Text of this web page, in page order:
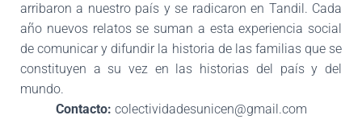
arribaron a nuestro país y se radicaron en Tandil. Cada
año nuevos relatos se suman a esta experiencia social
de comunicar y difundir la historia de las familias que se
constituyen a su vez en las historias del país y del
mundo.
Contacto: colectividadesunicen@gmail.com